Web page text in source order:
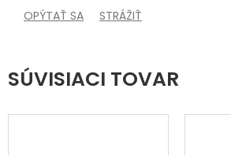
OPÝTAŤ SA STRÁŽIŤ
SÚVISIACI TOVAR